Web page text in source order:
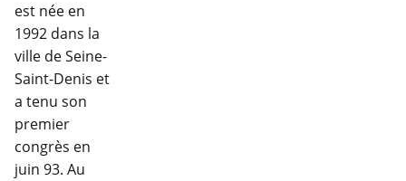
est née en
1992 dans la
ville de Seine-
Saint-Denis et
a tenu son
premier
congrès en
juin 93. Au